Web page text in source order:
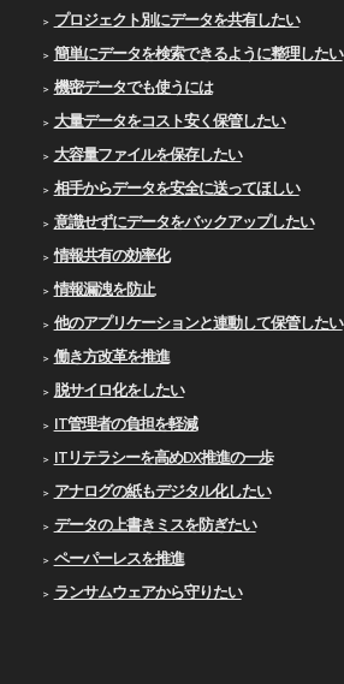
プロジェクト別にデータを共有したい
簡単にデータを検索できるように整理したい
機密データでも使うには
大量データをコスト安く保管したい
大容量ファイルを保存したい
相手からデータを安全に送ってほしい
意識せずにデータをバックアップしたい
情報共有の効率化
情報漏洩を防止
他のアプリケーションと連動して保管したい
働き方改革を推進
脱サイロ化をしたい
IT管理者の負担を軽減
ITリテラシーを高めDX推進の一歩
アナログの紙もデジタル化したい
データの上書きミスを防ぎたい
ペーパーレスを推進
ランサムウェアから守りたい